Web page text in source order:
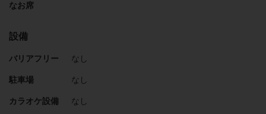
なお席
設備
バリアフリー なし
駐車場 なし
カラオケ設備 なし